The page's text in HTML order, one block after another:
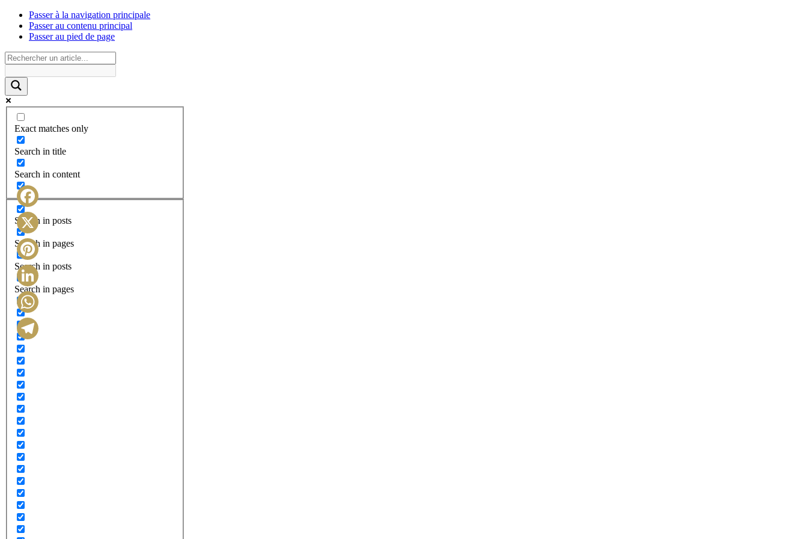
Passer à la navigation principale
Passer au contenu principal
Passer au pied de page
Exact matches only
Search in title
Search in content
Search in posts
Search in pages
Search in posts
Search in pages
Facebook
X
Pinterest
LinkedIn
WhatsApp
Telegram